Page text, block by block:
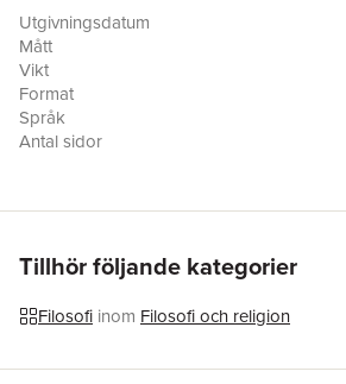
leads the reader into the heart of nine of
of philosophy. In vivid, accessible prose,
life, demonstrating why they have
fascinate countless thinkers across the
All Mean? challenges us to think hard
questions, to argue, to try out ideas and
Utgivningsdatum
Mått
Vikt
Format
Språk
Antal sidor
Tillhör följande kategorier
Filosofi inom Filosofi och religion